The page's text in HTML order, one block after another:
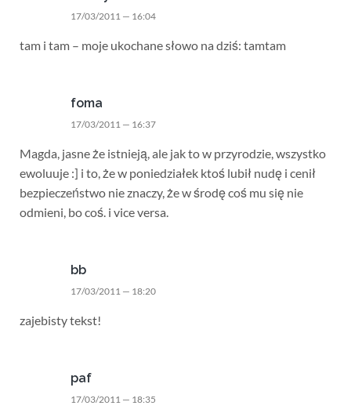
17/03/2011 — 16:04
tam i tam – moje ukochane słowo na dziś: tamtam
foma
17/03/2011 — 16:37
Magda, jasne że istnieją, ale jak to w przyrodzie, wszystko
ewoluuje :] i to, że w poniedziałek ktoś lubił nudę i cenił
bezpieczeństwo nie znaczy, że w środę coś mu się nie
odmieni, bo coś. i vice versa.
bb
17/03/2011 — 18:20
zajebisty tekst!
paf
17/03/2011 — 18:35